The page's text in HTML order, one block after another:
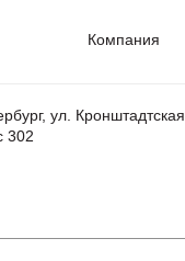
Компания
ул. Кронштадтская,
302